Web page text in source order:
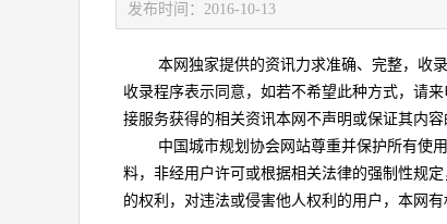
发布时间：2016-10-13
本网独家提供的资讯力求准确、完整，收录
收录程序表示同意，如若不希望此种方式，请
接服务获得的相关资讯本网不声明或保证其内
中国城市规划协会网站尊重并保护所有使用
料，非经用户许可或根据相关法律的强制性规
的权利，对违法或侵害他人权利的用户，本网有